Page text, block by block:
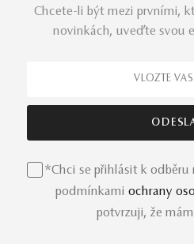
Chcete-li být mezi prvními,
novinkách, uveďte svou
*Chci se přihlásit k odběru
podmínkami ochrany
potvrzuji, že